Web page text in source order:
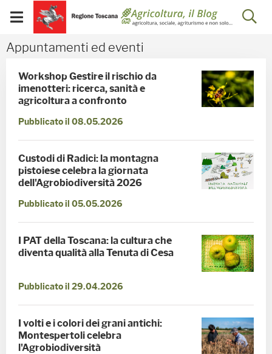
Skip to Main Content
Visualizza/chiudi
menu
mobile
Appuntamenti ed
Appuntamenti ed eventi
Workshop Gestire il rischio da
imenotteri: ricerca, sanità e
agricoltura a confronto
Pubblicato il 08.05.2026
Custodi di Radici: la montagna
pistoiese celebra la giornata
dell'Agrobiodiversità 2026
Pubblicato il 05.05.2026
I PAT della Toscana: la cultura che
diventa qualità alla Tenuta di Cesa
Pubblicato il 29.04.2026
I volti e i colori dei grani antichi:
Montespertoli celebra
l'Agrobiodiversità